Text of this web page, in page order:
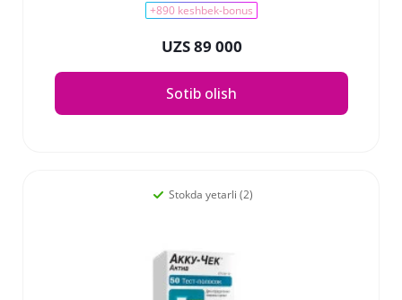
+890 keshbek-bonus
UZS 89 000
Sotib olish
Stokda yetarli (2)